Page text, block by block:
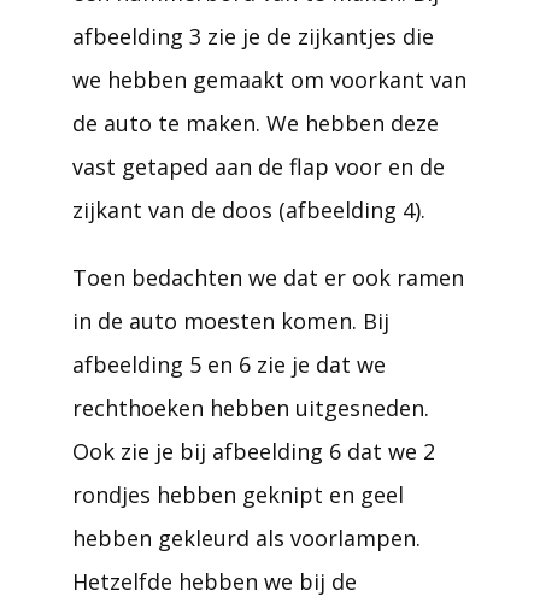
afbeelding 3 zie je de zijkantjes die
we hebben gemaakt om voorkant van
de auto te maken. We hebben deze
vast getaped aan de flap voor en de
zijkant van de doos (afbeelding 4).
Toen bedachten we dat er ook ramen
in de auto moesten komen. Bij
afbeelding 5 en 6 zie je dat we
rechthoeken hebben uitgesneden.
Ook zie je bij afbeelding 6 dat we 2
rondjes hebben geknipt en geel
hebben gekleurd als voorlampen.
Hetzelfde hebben we bij de